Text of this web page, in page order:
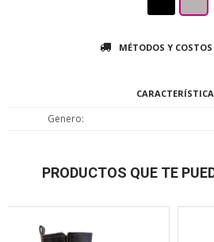
MÉTODOS Y
Genero
PRODUCTOS QUE TE